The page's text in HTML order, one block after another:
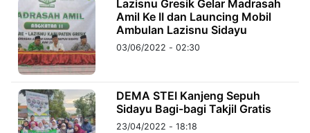
Lazisnu Gresik Gelar Madrasah
Amil Ke II dan Launcing Mobil
Ambulan Lazisnu Sidayu
03/06/2022 - 02:30
DEMA STEI Kanjeng Sepuh
Sidayu Bagi-bagi Takjil Gratis
23/04/2022 - 18:18